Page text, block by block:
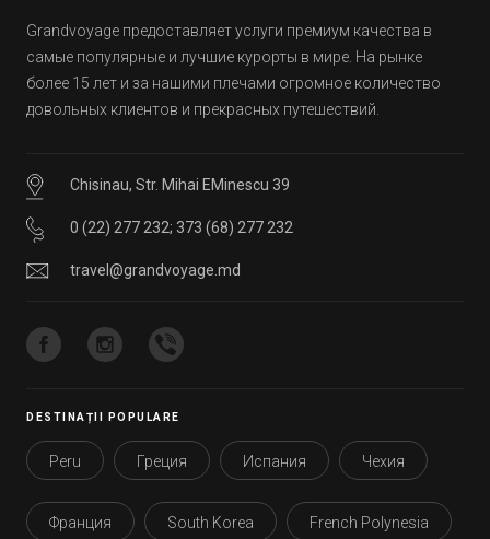
Grandvoyage предоставляет услуги премиум качества в
самые популярные и лучшие курорты в мире. На рынке
более 15 лет и за нашими плечами огромное количество
довольных клиентов и прекрасных путешествий.
Chisinau, Str. Mihai EMinescu 39
0 (22) 277 232; 373 (68) 277 232
travel@grandvoyage.md
DESTINAȚII POPULARE
Peru Греция Испания Чехия
Франция South Korea French Polynesia